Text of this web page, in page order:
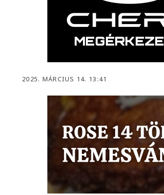
2025. MÁRCIUS 14. 13:41